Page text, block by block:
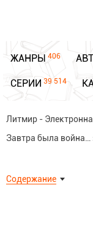
ЖАНРЫ 406
СЕРИИ 39 514
Литмир -
Завтра была война…
Содержание